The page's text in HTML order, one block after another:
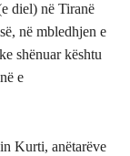
diel) në Tiranë
në mbledhjen e
shënuar kështu
e
Kurti, anëtarëve